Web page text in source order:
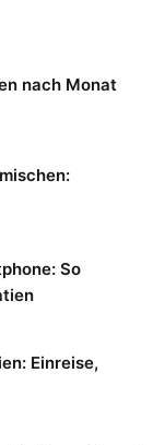
nach Monat
So
Einreise,